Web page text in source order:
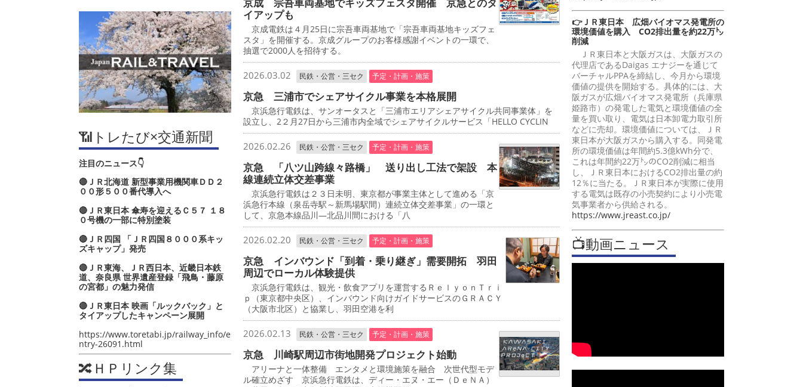
📶トレたび×交通新聞
注目のニュース👇
🔴ＪＲ北海道 新型事業用機関車ＤＤ２
００形５００番代導入へ
🔴ＪＲ東日本 傘寿を迎えるＣ５７ １８
０号機の一部に特別塗装
🔴ＪＲ四国 「ＪＲ四国８０００系キッ
ズキャップ」発売
🔴ＪＲ東海、ＪＲ西日本、近畿日本鉄
道、奈良県 世界遺産登録「飛鳥・藤原
の宮都」の魅力発信
🔴ＪＲ東日本 映画「ルックバック」と
タイアップしたキャンペーン展開
https://www.toretabi.jp/railway_info/e
ntry-26091.html
🔀ＨＰリンク集
京成 宗吾車両基地でキッズフェスタ開催 京急とのタ
イアップも
京成電鉄は４月25日に宗吾車両基地で「宗吾車両基地キッズフェ
スタ」を開催する。京成グループのお客様感謝イベントの一環で、
抽選で2000人を招待する。
2026.03.02 民鉄・公営・三セク 予定・計画・施策
京急 三浦市でシェアサイクル事業を本格展開
京浜急行電鉄は、サンオータスと「三浦市エリアシェアサイクル共同事業体」を
設立し、2２月27日から三浦市内全域でシェアサイクルサービス「HELLO CYCLIN
2026.02.26 民鉄・公営・三セク 予定・計画・施策
京急 「八ツ山跨線々路橋」 送り出し工法で架設 本
線連続立体交差事業
京浜急行電鉄は２３日未明、東京都が事業主体として進める「京
浜急行本線（泉岳寺駅～新馬場駅間）連続立体交差事業」の一環と
して、京急本線品川―北品川間における「八
2026.02.20 民鉄・公営・三セク 予定・計画・施策
京急 インバウンド「到着・乗り継ぎ」需要開拓 羽田
周辺でローカル体験提供
京浜急行電鉄は、観光・飲食アプリを運営するＲｅｌｙｏｎＴｒｉ
ｐ（東京都中央区）、インバウンド向けガイドサービスのＧＲＡＣＹ
（大阪市北区）と協業し、羽田空港を利
2026.02.13 民鉄・公営・三セク 予定・計画・施策
京急 川崎駅周辺市街地開発プロジェクト始動
アリーナと一体整備 エンタメと環境施策を融合 次世代型モデ
ル確立めざす 京浜急行電鉄は、ディー・エヌ・エー（ＤｅＮＡ）
👉ＪＲ東日本 広畑バイオマス発電所の
環境価値を購入 CO2排出量を約22万㌧
削減
ＪＲ東日本と大阪ガスは、大阪ガスの
代理店であるDaigas エナジーを通じて
バーチャルPPAを締結し、今月から環境
価値の提供を開始する。具体的には、大
阪ガスが広畑バイオマス発電所（兵庫県
姫路市）の発電した電気と環境価値の全
量を買い取り、電気は日本卸電力取引所
などに売却。環境価値については、ＪＲ
東日本が大阪ガスから購入する。同発電
所の環境価値は年間約5.3億kWh分で、
これは年間約22万㌧のCO2削減に相当
し、ＪＲ東日本におけるCO2排出量の約
12％に当たる。ＪＲ東日本が実際に使用
する電気は既存の小売契約により小売電
気事業者から供給される。
https://www.jreast.co.jp/
📺動画ニュース